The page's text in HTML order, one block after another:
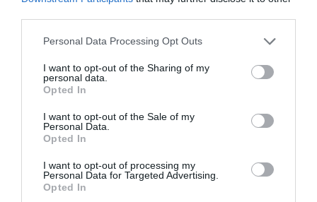
Please note that this website/app uses one or more Google
not limited to your visit or usage behaviour. You may click to
grant or deny consent to Google and its third-party tags to
use your data for below specified purposes in below Google
consent section.
Personal Data Processing Opt Outs
I want to opt-out of the Sharing of my
personal data.
Opted In
I want to opt-out of the Sale of my
Personal Data.
Opted In
I want to opt-out of processing my
Personal Data for Targeted Advertising.
Opted In
Senso del sacro, fiuto del gol: Mikel Merino e una